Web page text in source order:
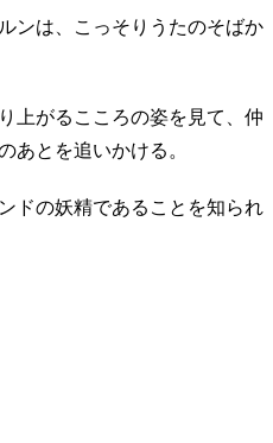
ンは、こっそりうたのそばか
上がるこころの姿を見て、仲
あとを追いかける。
ドの妖精であることを知られ